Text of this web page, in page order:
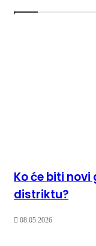
Ko će biti
distriktu?
08.05.2026